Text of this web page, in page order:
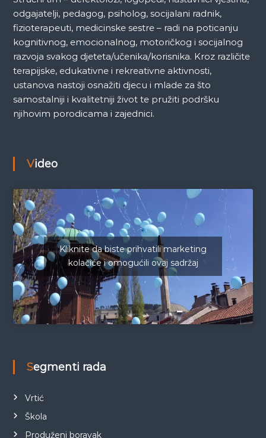
odgajatelji, pedagog, psiholog, socijalani radnik,
fizioterapeuti, medicinske sestre – radi na poticanju
kognitivnog, emocionalnog, motoričkog i socijalnog
razvoja svakog djeteta/učenika/korisnika. Kroz različite
terapijske, edukativne i rekreativne aktivnosti,
ustanova nastoji osnažiti djecu i mlade za što
samostalniji i kvalitetniji život te pružiti podršku
njihovim porodicama i zajednici.
Video
Kliknite da biste prihvatili marketing
kolačiće i omogućili ovaj sadržaj
Segmenti rada
Vrtić
Škola
Produženi boravak